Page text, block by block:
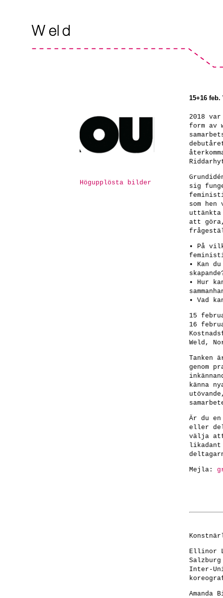
Högupplösta bilder
15+16
2018
form av
sig
som
uttänkta
att
• På
• Kan
• Hur
• Vad
15
16
Weld,
Tanken
genom
känna
Är du
eller
välja att
likadant
Mejla:
Ellinor
Inter-
Amanda